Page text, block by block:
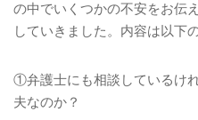
の中でいくつかの不安をお伝
していきました。内容は以下
①弁護士にも相談しているけ
夫なのか？